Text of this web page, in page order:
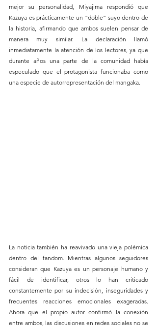
mejor su personalidad, Miyajima respondió que
Kazuya es prácticamente un “doble” suyo dentro de
la historia, afirmando que ambos suelen pensar de
manera muy similar. La declaración llamó
inmediatamente la atención de los lectores, ya que
durante años una parte de la comunidad había
especulado que el protagonista funcionaba como
una especie de autorrepresentación del mangaka.
La noticia también ha reavivado una vieja polémica
dentro del fandom. Mientras algunos seguidores
consideran que Kazuya es un personaje humano y
fácil de identificar, otros lo han criticado
constantemente por su indecisión, inseguridades y
frecuentes reacciones emocionales exageradas.
Ahora que el propio autor confirmó la conexión
entre ambos, las discusiones en redes sociales no se